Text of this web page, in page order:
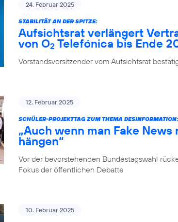
24. Februar 2025
STABILITÄT AN DER SPITZE:
Aufsichtsrat verlängert
von O2 Telefónica bis Ende
Vorstandsvorsitzender vom Aufsichtsrat
12. Februar 2025
SCHÜLER-PROJEKTTAG ZUM THEMA DESINFORMATION:
„Auch wenn man Fake
hängen“
Vor der bevorstehenden Bundestagswahl
Fokus der öffentlichen Debatte
10. Februar 2025